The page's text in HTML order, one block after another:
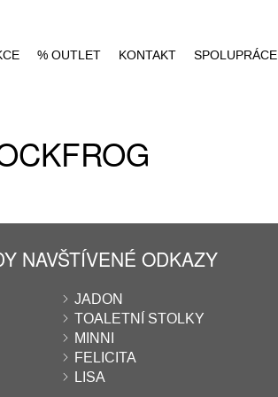
% OUTLET KONTAKT SPOLUPRÁCE
NAVŠTÍVENÉ ODKAZY
JADON
TOALETNÍ STOLKY
MINNI
FELICITA
LISA